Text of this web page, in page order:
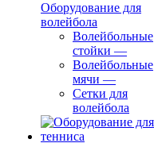
Оборудование для
волейбола
Волейбольные
стойки —
Волейбольные
мячи —
Сетки для
волейбола